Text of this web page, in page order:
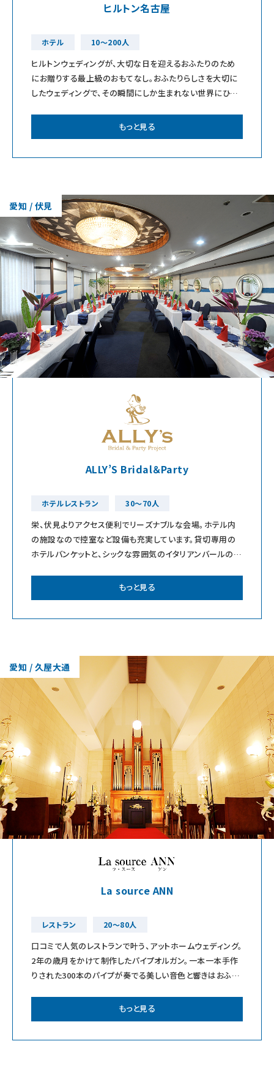
ヒルトン名古屋
ホテル 10～200人
ヒルトンウェディングが、大切な日を迎えるおふたりのため
にお贈りする最上級のおもてなし。おふたりらしさを大切に
したウェディングで、その瞬間にしか生まれない世界にひと
もっと見る
愛知 / 伏見
ALLY’S Bridal＆Party
ホテルレストラン 30～70人
栄、伏見よりアクセス便利でリーズナブルな会場。ホテル内
の施設なので控室など設備も充実しています。貸切専用の
ホテルバンケットと、シックな雰囲気のイタリアンバールの２
もっと見る
愛知 / 久屋大通
La source ANN
レストラン 20～80人
口コミで人気のレストランで叶う、アットホームウェディング。
2年の歳月をかけて制作したパイプオルガン。一本一本手作
りされた300本のパイプが奏でる美しい音色と響きはおふた
もっと見る